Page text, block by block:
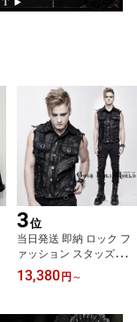
3位
当日発送 即納 ロック フ
ァッション スタッズダメ
ージ ベスト ジャケット
ゴシック パンク ロック
ル系 V系 個性的 ライブ
13,380 円 ～